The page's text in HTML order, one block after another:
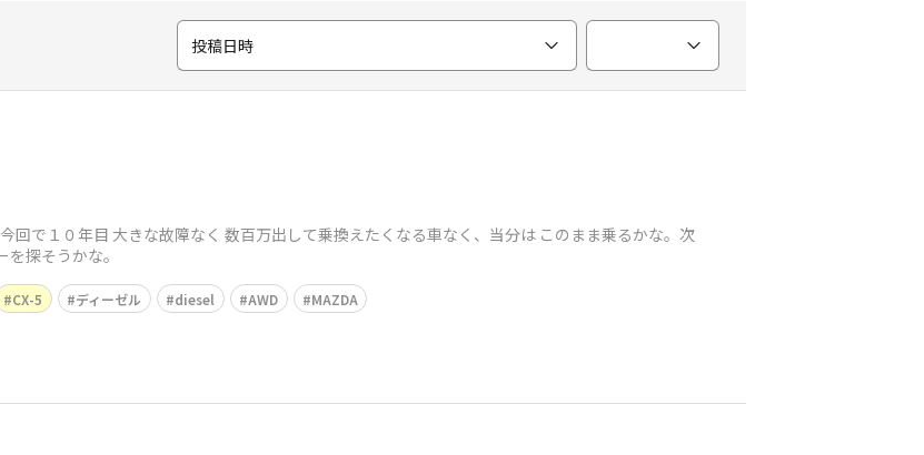
投稿日時
回で１０年目 大きな故障なく 数百万出して乗換えたくなる車なく、当分は このまま乗るかな。次
探そうかな。
CX-5 ディーゼル diesel AWD MAZDA